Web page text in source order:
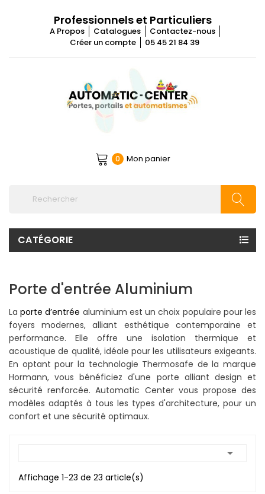
Professionnels et Particuliers
A Propos Catalogues
Contactez-nous
Créer un compte
05 45 21 84 39
0 Mon panier
CATÉGORIE
Porte d'entrée Aluminium
Laporte d’entrée aluminium est un choix populaire pour les
foyers modernes, alliant esthétique contemporaine et
performance. Elle offre une isolation thermique et
acoustique de qualité, idéale pour les utilisateurs exigeants.
En optant pour la technologie Thermosafe de la marque
Hormann, vous bénéficiez d'une porte alliant design et
sécurité renforcée. Automatic Centervous propose des
modèles adaptés à tous les types d'architecture, pour un
confort et une sécurité optimaux.

Affichage 1-23 de 23 article(s)